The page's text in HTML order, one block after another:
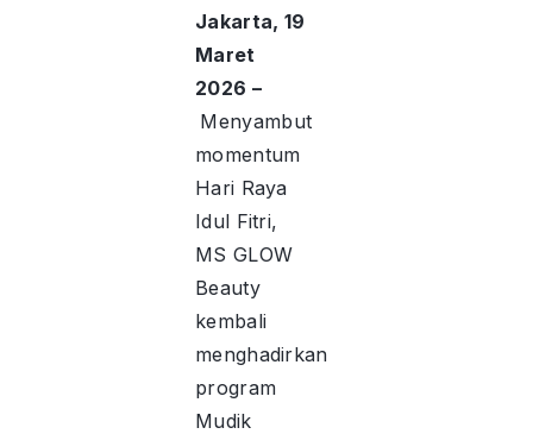
Jakarta, 19
Maret
2026 –
Menyambut
momentum
Hari Raya
Idul Fitri,
MS GLOW
Beauty
kembali
menghadirkan
program
Mudik